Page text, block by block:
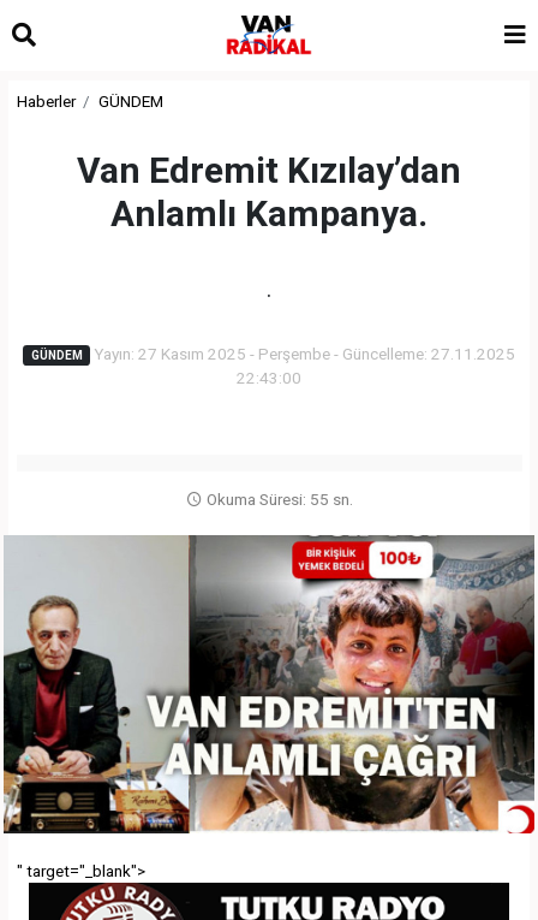
Haberler GÜNDEM
Van Edremit Kızılay’dan
Anlamlı Kampanya.
.
GÜNDEM
Yayın: 27 Kasım 2025 - Perşembe - Güncelleme: 27.11.2025
22:43:00
Okuma Süresi: 55 sn.
" target="_blank">